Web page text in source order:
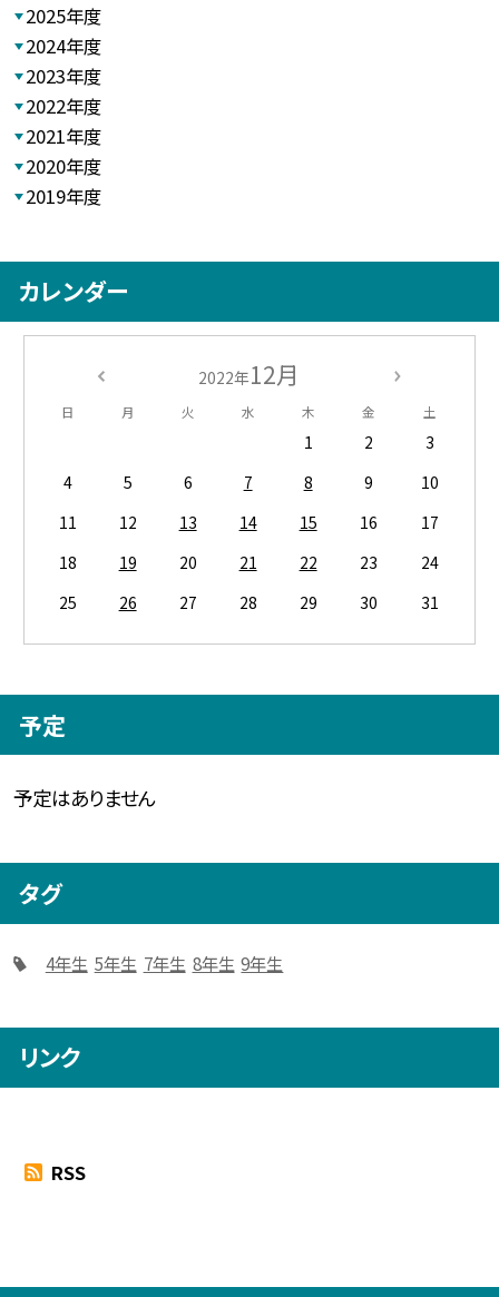
2025年度
2024年度
2023年度
2022年度
2021年度
2020年度
2019年度
カレンダー
2022年12月
日 月 火 水 木 金 土
1 2
3
4
5 6 7 8 9
10
11
12 13 14 15 16
17
18
19 20 21 22 23
24
25
26 27 28 29 30 31
予定
予定はありません
タグ
4年生 5年生 7年生 8年生 9年生
リンク
RSS